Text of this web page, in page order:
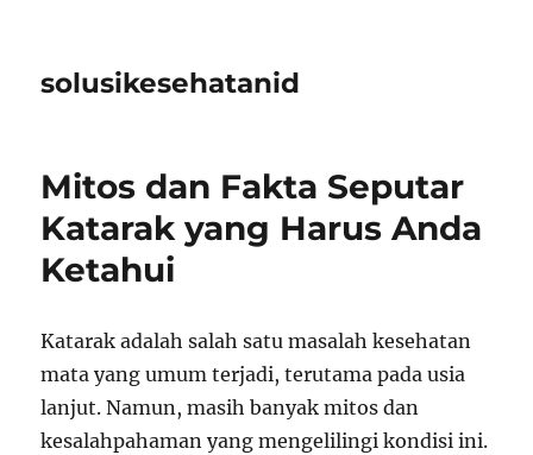
solusikesehatanid
Mitos dan Fakta Seputar
Katarak yang Harus Anda
Ketahui
Katarak adalah salah satu masalah kesehatan
mata yang umum terjadi, terutama pada usia
lanjut. Namun, masih banyak mitos dan
kesalahpahaman yang mengelilingi kondisi ini.